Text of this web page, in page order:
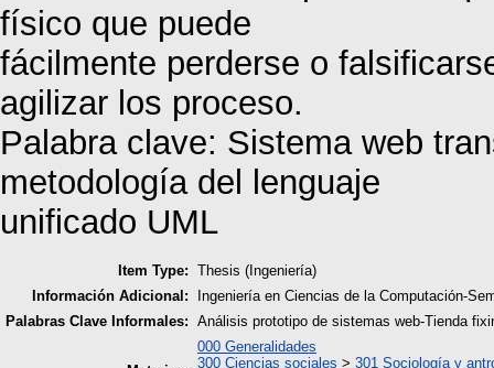
físico que puede
fácilmente perderse o
agilizar los proceso.
Palabra clave: Sistema web
metodología del lenguaje
unificado UML
Item Type: Thesis (Ingeniería)
Información Adicional:
Ingeniería en Ciencias de la Computación-
Palabras Clave Informales: Análisis prototipo de sistemas web-Tienda
000 Generalidades
300 Ciencias sociales > 301 Sociología y